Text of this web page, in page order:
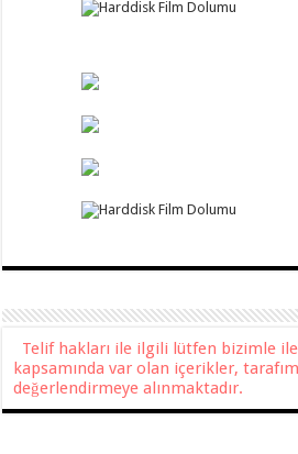
Telif hakları ile ilgili lütfen bizimle
kapsamında var olan içerikler,
değerlendirmeye alınmaktadır.